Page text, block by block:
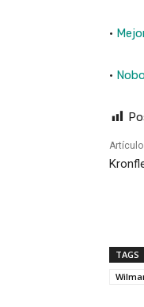
·
·
TAGS